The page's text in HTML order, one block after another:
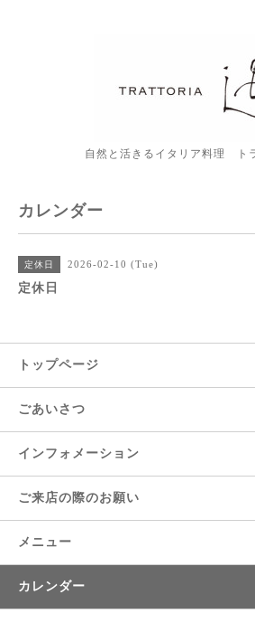
自然と活きるイタリア料理 ト
カレンダー
定休日 2026-02-10 (Tue)
定休日
トップページ
ごあいさつ
インフォメーション
ご来店の際のお願い
メニュー
カレンダー